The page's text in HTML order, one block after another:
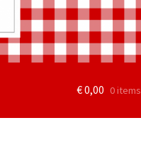
€0,00 0 items